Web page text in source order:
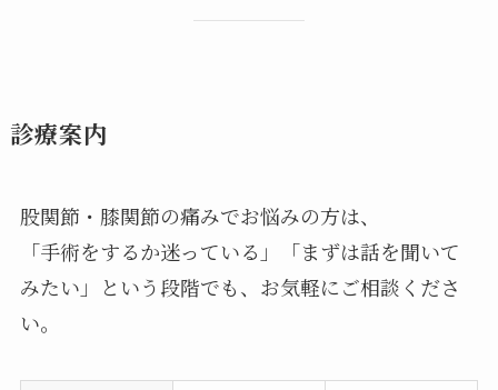
診療案内
股関節・膝関節の痛みでお悩みの方は、
「手術をするか迷っている」「まずは話を聞いて
みたい」という段階でも、お気軽にご相談くださ
い。